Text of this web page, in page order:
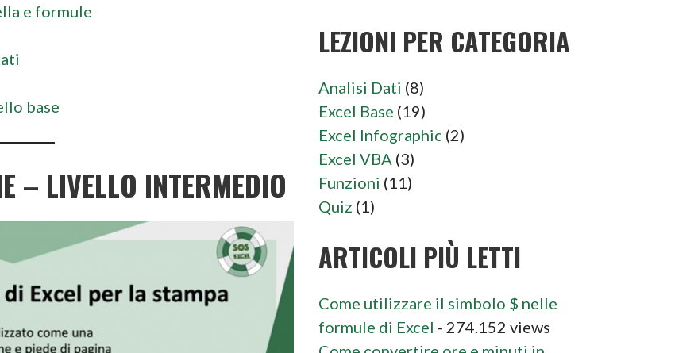
e formule
base
– LIVELLO INTERMEDIO
LEZIONI PER CATEGORIA
Analisi Dati (8)
Excel Base (19)
Excel Infographic (2)
Excel VBA (3)
Funzioni (11)
Quiz (1)
ARTICOLI PIÙ LETTI
Come utilizzare il simbolo $ nelle
formule di Excel - 274.152 views